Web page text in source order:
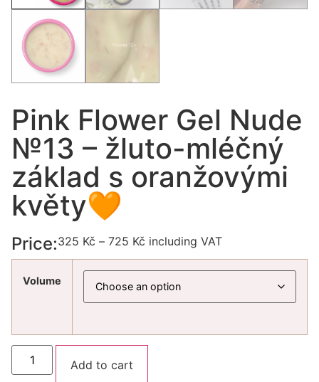
Pink Flower Gel Nude
№13 – žluto-mléčný
základ s oranžovými
květy🧡
Price:325 Kč – 725 Kč including VAT
Volume
Add to cart